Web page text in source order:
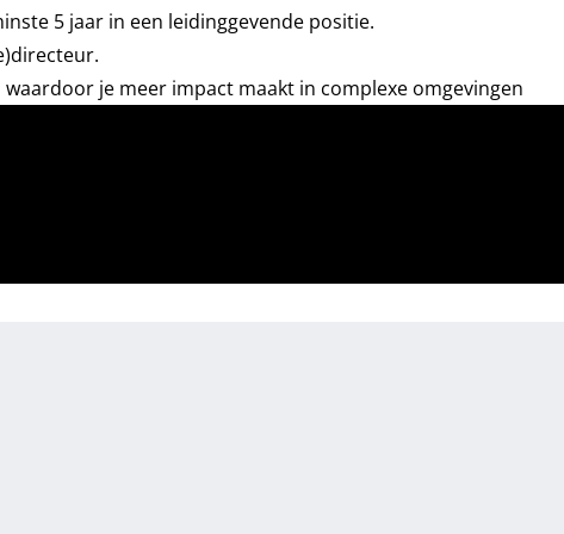
5 jaar in een leidinggevende positie.
je meer impact maakt in complexe omgevingen